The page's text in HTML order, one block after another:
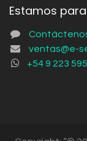
Estamos
ventas@e-
+54 9 223